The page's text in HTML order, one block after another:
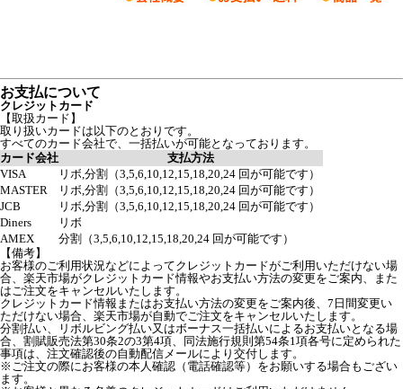
お支払について
クレジットカード
【取扱カード】
取り扱いカードは以下のとおりです。
すべてのカード会社で、一括払いが可能となっております。
カード会社
支払方法
VISA
リボ,分割（3,5,6,10,12,15,18,20,24 回が可能です）
MASTER
リボ,分割（3,5,6,10,12,15,18,20,24 回が可能です）
JCB
リボ,分割（3,5,6,10,12,15,18,20,24 回が可能です）
Diners
リボ
AMEX
分割（3,5,6,10,12,15,18,20,24 回が可能です）
【備考】
お客様のご利用状況などによってクレジットカードがご利用いただけない場
合、楽天市場がクレジットカード情報やお支払い方法の変更をご案内、また
はご注文をキャンセルいたします。
クレジットカード情報またはお支払い方法の変更をご案内後、7日間変更い
ただけない場合、楽天市場が自動でご注文をキャンセルいたします。
分割払い、リボルビング払い又はボーナス一括払いによるお支払いとなる場
合、割賦販売法第30条2の3第4項、同法施行規則第54条1項各号に定められた
事項は、注文確認後の自動配信メールにより交付します。
※ご注文の際にお客様の本人確認（電話確認等）をお願いする場合もござい
ます。